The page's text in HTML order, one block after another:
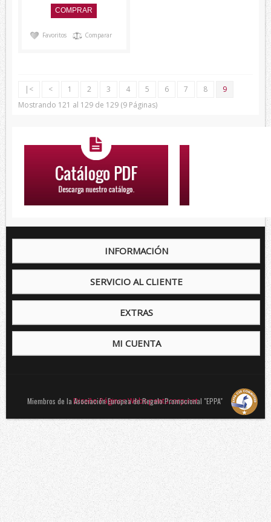
Favoritos Comparar
|< < 1 2 3 4 5 6 7 8
9
Mostrando 121 al 129 de 129 (9 Páginas)
INFORMACIÓN
SERVICIO AL CLIENTE
EXTRAS
MI CUENTA
Diseño Páginas Webs pentacorp.net
Miembros de la Asociación Europea de Regalo Promocional "EPPA"